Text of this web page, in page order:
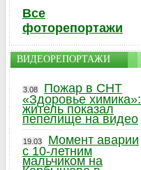
Все
фоторепортажи
ВИДЕОРЕПОРТАЖИ
3.08
Пожар в СНТ
«Здоровье химика»:
житель показал
пепелище на видео
19.03
Момент аварии
с 10-летним
мальчиком на